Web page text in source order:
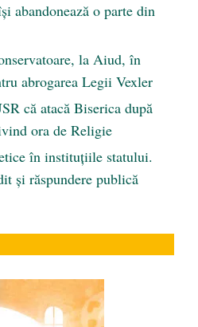
abandonează o parte din
la Aiud, în
abrogarea Legii Vexler
că atacă Biserica după
ora de Religie
în instituțiile statului.
și răspundere publică